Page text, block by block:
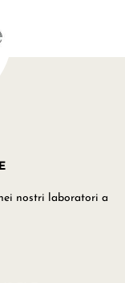
nostri laboratori a